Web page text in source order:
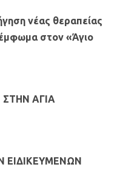
νέας θεραπείας
στον «Άγιο
ΑΓΙΑ
ΕΙΔΙΚΕΥΜΕΝΩΝ